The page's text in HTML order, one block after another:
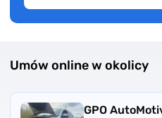
Umów online w okolicy
GPO